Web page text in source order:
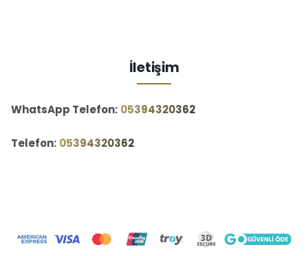
İletişim
WhatsApp Telefon: ‪05394320362‬
Telefon: ‪05394320362‬